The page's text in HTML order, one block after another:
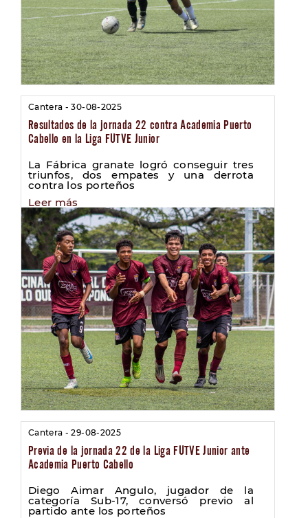
Cantera - 30-08-2025
Resultados de la jornada 22 contra Academia Puerto
Cabello en la Liga FUTVE Junior
La Fábrica granate logró conseguir tres
triunfos, dos empates y una derrota
contra los porteños
Leer más
Cantera - 29-08-2025
Previa de la jornada 22 de la Liga FUTVE Junior ante
Academia Puerto Cabello
Diego Aimar Angulo, jugador de la
categoría Sub-17, conversó previo al
partido ante los porteños